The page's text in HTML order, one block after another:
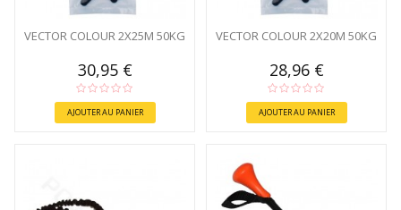
VECTOR COLOUR 2X25M 50KG
30,95 €
AJOUTER AU PANIER
VECTOR COLOUR 2X20M 50KG
28,96 €
AJOUTER AU PANIER